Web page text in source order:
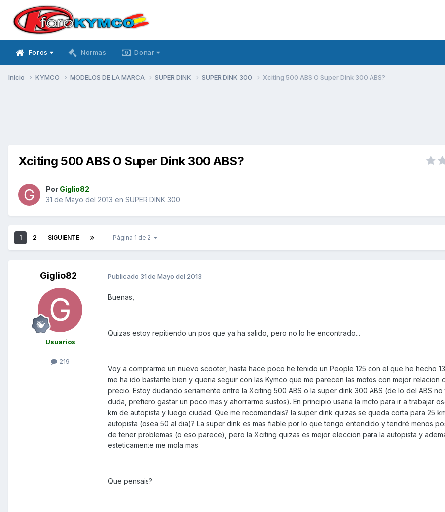
Foros Normas Donar
Inicio KYMCO MODELOS DE LA MARCA SUPER DINK SUPER DINK 300 Xciting 500 ABS O Super Dink 300 ABS?
Xciting 500 ABS O Super Dink 300 ABS?
Por Giglio82
31 de Mayo del 2013 en SUPER DINK 300
1 2 SIGUIENTE Página 1 de 2
Giglio82
Usuarios
219
Publicado 31 de Mayo del 2013
Buenas,
Quizas estoy repitiendo un pos que ya ha salido, pero no lo he encontrado...
Voy a comprarme un nuevo scooter, hasta hace poco he tenido un People 125 con el que he hecho
me ha ido bastante bien y queria seguir con las Kymco que me parecen las motos con mejor relacion
precio. Estoy dudando seriamente entre la Xciting 500 ABS o la super dink 300 ABS (de lo del ABS no
duda, prefiero gastar un poco mas y ahorrarme sustos). En principio usaria la moto para ir a trabajar
km de autopista y luego ciudad. Que me recomendais? la super dink quizas se queda corta para 25
autopista (osea 50 al dia)? La super dink es mas fiable por lo que tengo entendido y tendré menos
de tener problemas (o eso parece), pero la Xciting quizas es mejor eleccion para la autopista y
esteticamente me mola mas
Que pensais?